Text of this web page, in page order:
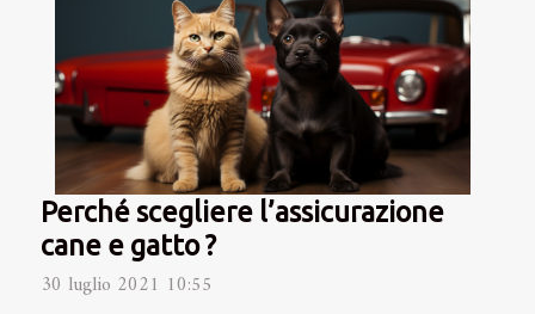
Perché scegliere l’assicurazione
cane e gatto ?
30 luglio 2021 10:55